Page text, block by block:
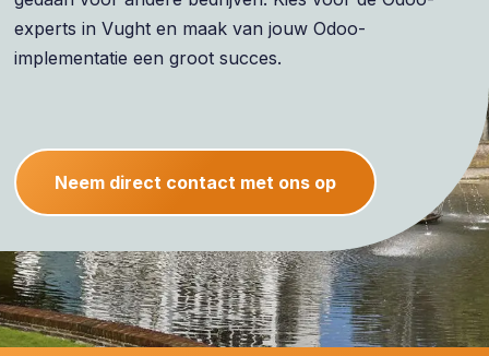
experts in Vught en maak van jouw Odoo-
implementatie een groot succes.
Neem direct contact met ons op